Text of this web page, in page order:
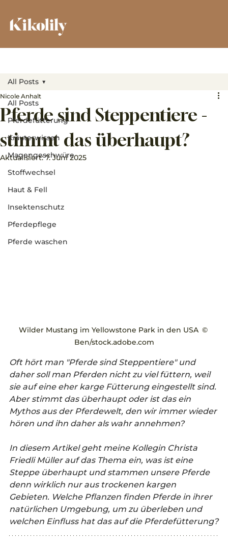
All Posts
Pferdefütterung
Kräuterwissen
Magengeschwüre
Stoffwechsel
Haut & Fell
Insektenschutz
Pferdepflege
Pferde waschen
All Posts
Pferde sind Steppentiere -
stimmt das überhaupt?
Nicole Anhalt
Aktualisiert:7. Juni 2025
Wilder Mustang im Yellowstone Park in den USA	©
Ben/stock.adobe.com
Oft hört man "Pferde sind Steppentiere" und
daher soll man Pferden nicht zu viel füttern, weil
sie auf eine eher karge Fütterung eingestellt sind.
Aber stimmt das überhaupt oder ist das ein
Mythos aus der Pferdewelt, den wir immer wieder
hören und ihn daher als wahr annehmen?
In diesem Artikel geht meine Kollegin Christa
Friedli Müller auf das Thema ein, was ist eine
Steppe überhaupt und stammen unsere Pferde
denn wirklich nur aus trockenen kargen
Gebieten. Welche Pflanzen finden Pferde in ihrer
natürlichen Umgebung, um zu überleben und
welchen Einfluss hat das auf die Pferdefütterung?